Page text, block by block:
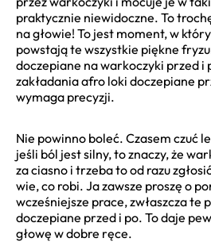
praktycznie niewidoczne. To
na głowie! To jest moment, w
powstają te wszystkie piękne
doczepiane na warkoczyki przed i
zakładania afro loki doczepiane
wymaga precyzji.
Nie powinno boleć. Czasem czuć
jeśli ból jest silny, to znaczy, że
za ciasno i trzeba to od razu
wie, co robi. Ja zawsze proszę o
wcześniejsze prace, zwłaszcza te
doczepiane przed i po. To daje
głowę w dobre ręce.